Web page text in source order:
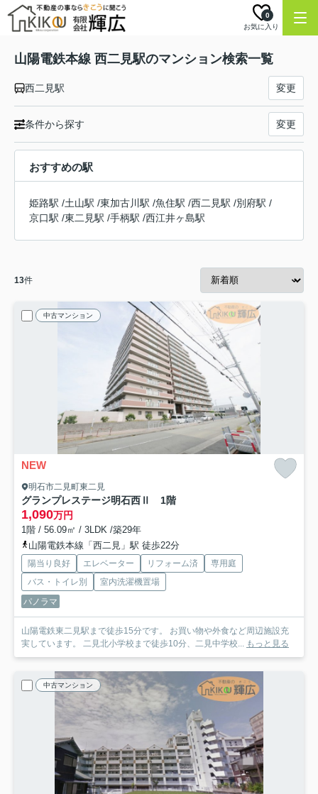
お気に入り
0
山陽電鉄本線 西二見駅のマンション検索一覧
西二見駅 変更
条件から探す 変更
おすすめの駅
姫路駅 /土山駅 /東加古川駅 /魚住駅 /西二見駅 /別府駅 /
京口駅 /東二見駅 /手柄駅 /西江井ヶ島駅
13件
中古マンション
NEW
明石市二見町東二見
グランプレステージ明石西Ⅱ 1階
1,090万円
1階 / 56.09㎡ / 3LDK /築29年
山陽電鉄本線「西二見」駅 徒歩22分
陽当り良好 エレベーター リフォーム済
専用庭
バス・トイレ別
室内洗濯機置場
パノラマ
山陽電鉄東二見駅まで徒歩15分です。 お買い物や外食など周辺施設充
実しています。 二見北小学校まで徒歩10分、二見中学校... もっと見る
中古マンション